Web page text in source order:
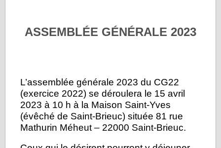
ASSEMBLÉE GÉNÉRALE 2023
L’assemblée générale 2023 du CG22
(exercice 2022) se déroulera le 15 avril
2023 à 10 h à la Maison Saint-Yves
(évêché de Saint-Brieuc) située 81 rue
Mathurin Méheut – 22000 Saint-Brieuc.